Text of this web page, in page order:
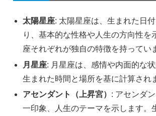
太陽星座: 太陽星座は、生まれた日
り、基本的な性格や人生の方向性を
座それぞれが独自の特徴を持ってい
月星座: 月星座は、感情や内面的な状
生まれた時間と場所を基に計算され
アセンダント（上昇宮） : アセンダ
一印象、人生のテーマを示します。